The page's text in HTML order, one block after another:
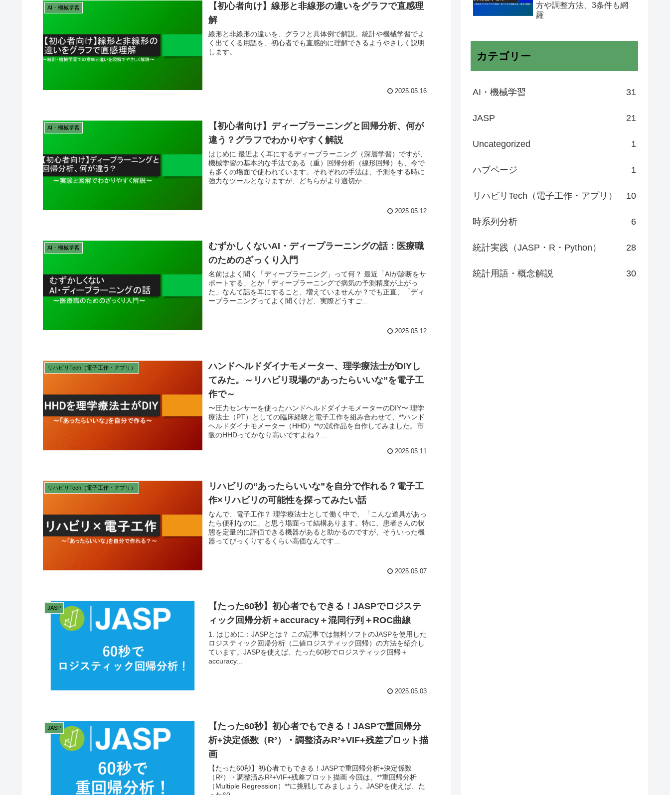
AI・機械学習
【初心者向け】線形と非線形の違いをグラフで直感理
解
線形と非線形の違いを、グラフと具体例で解説。統計や機械学習でよ
く出てくる用語を、初心者でも直感的に理解できるようやさしく説明
します。
2025.05.16
AI・機械学習
【初心者向け】ディープラーニングと回帰分析、何が
違う？グラフでわかりやすく解説
はじめに 最近よく耳にするディープラーニング（深層学習）ですが、
機械学習の基本的な手法である（重）回帰分析（線形回帰）も、今で
も多くの場面で使われています。それぞれの手法は、予測をする時に
強力なツールとなりますが、どちらがより適切か...
2025.05.12
AI・機械学習
むずかしくないAI・ディープラーニングの話：医療職
のためのざっくり入門
名前はよく聞く「ディープラーニング」って何？ 最近「AIが診断をサ
ポートする」とか「ディープラーニングで病気の予測精度が上がっ
た」なんて話を耳にすること、増えていませんか？でも正直、「ディ
ープラーニングってよく聞くけど、実際どうすご...
2025.05.12
リハビリTech（電子工作・アプリ）
ハンドヘルドダイナモメーター、理学療法士がDIYし
てみた。～リハビリ現場の“あったらいいな”を電子工
作で～
〜圧力センサーを使ったハンドヘルドダイナモメーターのDIY〜 理学
療法士（PT）としての臨床経験と電子工作を組み合わせて、**ハンド
ヘルドダイナモメーター（HHD）**の試作品を自作してみました。市
販のHHDってかなり高いですよね？...
2025.05.11
リハビリTech（電子工作・アプリ）
リハビリの“あったらいいな”を自分で作れる？電子工
作×リハビリの可能性を探ってみたい話
なんで、電子工作？ 理学療法士として働く中で、「こんな道具があっ
たら便利なのに」と思う場面って結構あります。特に、患者さんの状
態を定量的に評価できる機器があると助かるのですが、そういった機
器ってびっくりするくらい高価なんです...
2025.05.07
JASP
【たった60秒】初心者でもできる！JASPでロジステ
ィック回帰分析＋accuracy＋混同行列＋ROC曲線
1. はじめに：JASPとは？ この記事では無料ソフトのJASPを使用した
ロジスティック回帰分析（二値ロジスティック回帰）の方法を紹介し
ています。JASPを使えば、たった60秒でロジスティック回帰＋
accuracy...
2025.05.03
JASP
【たった60秒】初心者でもできる！JASPで重回帰分
析+決定係数（R²）・調整済みR²+VIF+残差プロット描
画
【たった60秒】初心者でもできる！JASPで重回帰分析+決定係数
（R²）・調整済みR²+VIF+残差プロット描画 今回は、**重回帰分析
（Multiple Regression）**に挑戦してみましょう。JASPを使えば、た
方や調整方法、3条件も網
羅
カテゴリー
AI・機械学習 31
JASP 21
Uncategorized 1
ハブページ 1
リハビリTech（電子工作・アプリ） 10
時系列分析 6
統計実践（JASP・R・Python） 28
統計用語・概念解説 30